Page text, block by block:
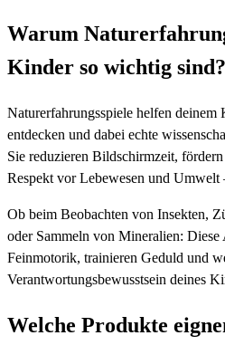
Warum
Kinder so wichtig sind?
Naturerfahrungsspiele helfen deinem
entdecken und dabei echte
Sie reduzieren Bildschirmzeit,
Respekt vor Lebewesen und Umwelt
Ob beim Beobachten von Insekten,
oder Sammeln von Mineralien:
Feinmotorik, trainieren Geduld und
Verantwortungsbewusstsein deines
Welche Produkte